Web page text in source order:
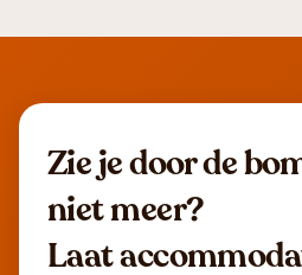
Zie je door de
niet meer?
Laat